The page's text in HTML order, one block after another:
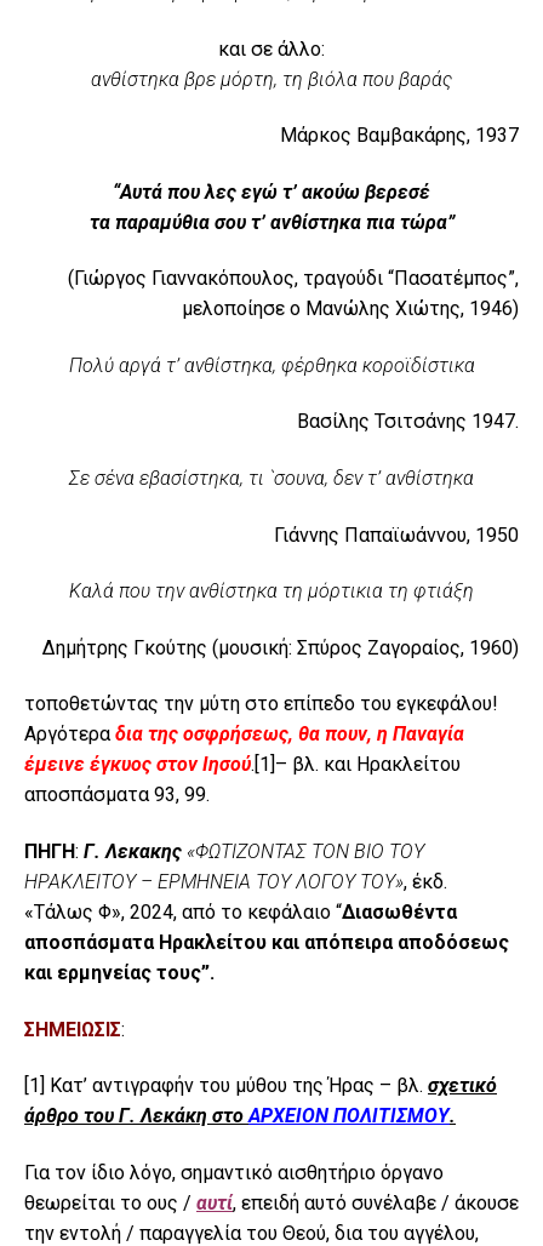
και σε άλλο:
ανθίστηκα βρε μόρτη, τη βιόλα που βαράς
Μάρκος Βαμβακάρης, 1937
“Αυτά που λες εγώ τ’ ακούω βερεσέ
τα παραμύθια σου τ’ ανθίστηκα πια τώρα”
(Γιώργος Γιαννακόπουλος, τραγούδι “Πασατέμπος”,
μελοποίησε ο Μανώλης Χιώτης, 1946)
Πολύ αργά τ’ ανθίστηκα, φέρθηκα κοροϊδίστικα
Βασίλης Τσιτσάνης 1947.
Σε σένα εβασίστηκα, τι `σουνα, δεν τ’ ανθίστηκα
Γιάννης Παπαϊωάννου, 1950
Καλά που την ανθίστηκα τη μόρτικια τη φτιάξη
Δημήτρης Γκούτης (μουσική: Σπύρος Ζαγοραίος, 1960)
τοποθετώντας την μύτη στο επίπεδο του εγκεφάλου!
Αργότεραδια της οσφρήσεως, θα πουν, η Παναγία
έμεινε έγκυος στον Ιησού. [1] – βλ. και Ηρακλείτου
αποσπάσματα 93, 99.
ΠΗΓΗ: Γ. Λεκακης «ΦΩΤΙΖΟΝΤΑΣ ΤΟΝ ΒΙΟ ΤΟΥ
ΗΡΑΚΛΕΙΤΟΥ – ΕΡΜΗΝΕΙΑ ΤΟΥ ΛΟΓΟΥ ΤΟΥ», έκδ.
«Τάλως Φ», 2024, από το κεφάλαιο “Διασωθέντα
αποσπάσματα Ηρακλείτου και απόπειρα αποδόσεως
και ερμηνείας τους”.
ΣΗΜΕΙΩΣΙΣ:
[1] Κατ’ αντιγραφήν του μύθου της Ήρας – βλ. σχετικό
άρθρο του Γ. Λεκάκη στοΑΡΧΕΙΟΝ ΠΟΛΙΤΙΣΜΟΥ.
Για τον ίδιο λόγο, σημαντικό αισθητήριο όργανο
θεωρείται το ους / αυτί, επειδή αυτό συνέλαβε / άκουσε
την εντολή / παραγγελία του Θεού, δια του αγγέλου,